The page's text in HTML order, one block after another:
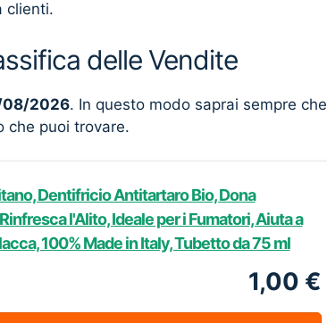
clienti.
delle Vendite
2026. In questo modo saprai sempre che
che puoi trovare.
Dentifricio Antitartaro Bio, Dona
l'Alito, Ideale per i Fumatori, Aiuta a
100% Made in Italy, Tubetto da 75 ml
1,00 €